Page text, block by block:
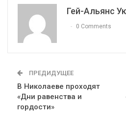
Гей-Альянс
0 Comments
ПРЕДИДУЩЕЕ
В Николаеве проходят
«Дни равенства и
гордости»